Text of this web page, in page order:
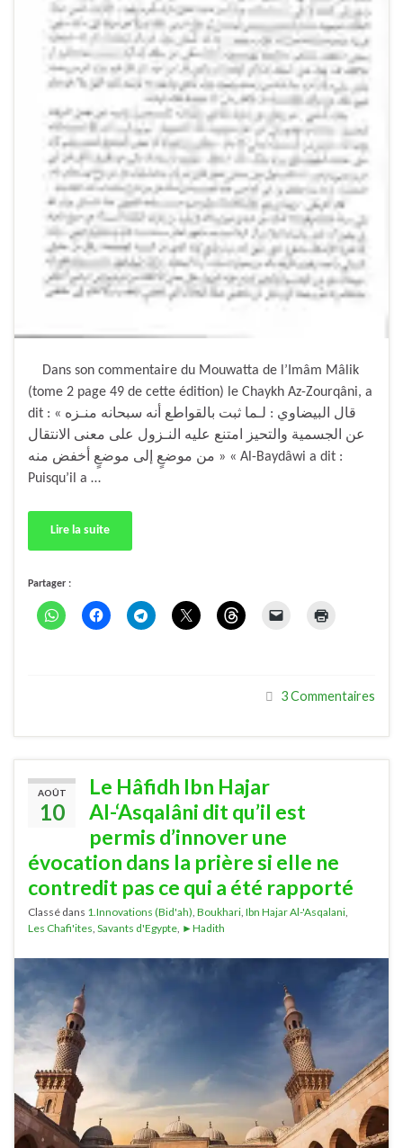
Dans son commentaire du Mouwatta de l’Imâm Mâlik
(tome 2 page 49 de cette édition) le Chaykh Az-Zourqâni, a
dit : « قال البيضاوي : لـما ثبت بالقواطع أنه سبحانه منـزه
عن الجسمية والتحيز امتنع عليه النـزول على معنى الانتقال
من موضعٍ إلى موضعٍ أخفض منه » « Al-Baydâwi a dit :
Puisqu’il a …
Lire la suite
Partager :
3 Commentaires
AOÛT
10
Le Hâfidh Ibn Hajar
Al-‘Asqalâni dit qu’il est
permis d’innover une
évocation dans la prière si elle ne
contredit pas ce qui a été rapporté
Classé dans 1.Innovations (Bid'ah), Boukhari, Ibn Hajar Al-'Asqalani,
Les Chafi'ites, Savants d'Egypte, ►Hadith